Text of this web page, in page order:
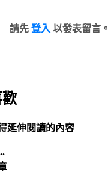
請先 登入 以發表留言。
延伸閱讀的內容